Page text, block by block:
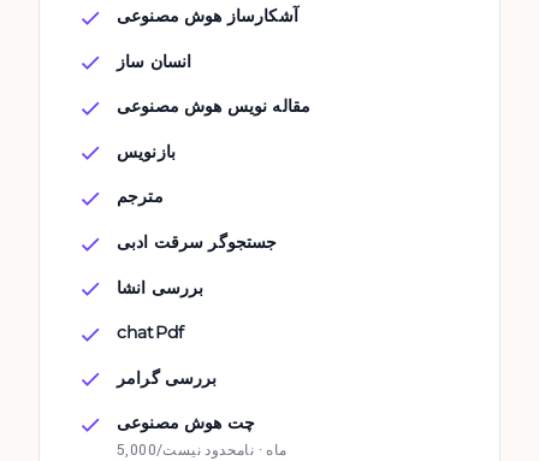
آشکارساز هوش مصنوعی
انسان ساز
مقاله نویس هوش مصنوعی
بازنویس
مترجم
جستجوگر سرقت ادبی
بررسی انشا
chatPdf
بررسی گرامر
چت هوش مصنوعی
5,000/ماه · نامحدود نیست